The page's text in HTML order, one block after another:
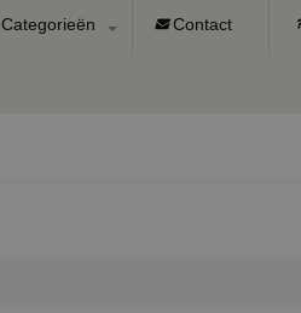
Categorieën Contact